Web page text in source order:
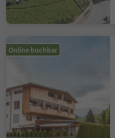
Online buchbar